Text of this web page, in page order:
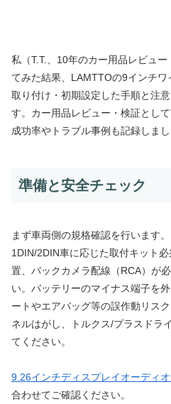
私（T.T.、10年のカー用品レビュ
てみた結果、LAMTTOの9インチ
取り付け・初期設定した手順と注
す。カー用品レビュー・検証とし
成功率やトラブル事例も記録しまし
準備と安全チェック
まず車両側の規格確認を行います
1DIN/2DIN車に応じた取付キット
置、バックカメラ配線（RCA）が
い。バッテリーのマイナス端子を
ートやエアバッグ等の誤作動リス
ネルはがし、トルクス/プラスドラ
てください。
9.26インチディスプレイオーディ
合わせてご確認ください。